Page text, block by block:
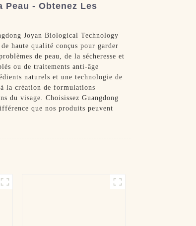
Peau - Obtenez Les
Joyan Biological Technology
haute qualité conçus pour garder
de peau, de la sécheresse et
ou de traitements anti-âge
naturels et une technologie de
la création de formulations
du visage. Choisissez Guangdong
que nos produits peuvent